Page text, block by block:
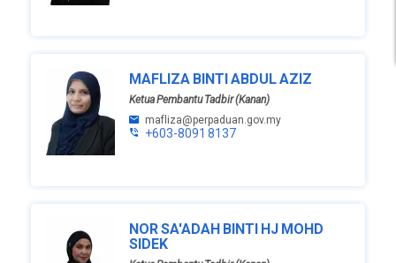
MAFLIZA BINTI ABDUL AZIZ
Ketua Pembantu Tadbir (Kanan)
mafliza@perpaduan.gov.my
+603-8091 8137
NOR SA'ADAH BINTI HJ MOHD
SIDEK